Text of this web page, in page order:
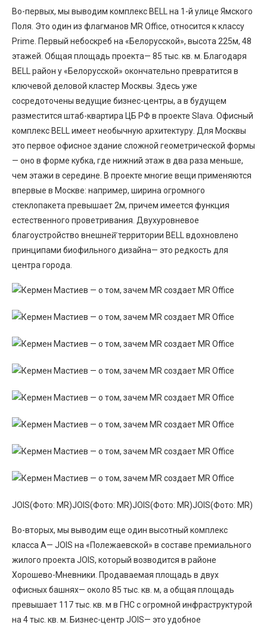
Во-первых, мы выводим комплекс BELL на 1-й улице Ямского
Поля. Это один из флагманов MR Office, относится к классу
Primе. Первый небоскреб на «Белорусской», высота 225м, 48
этажей. Общая площадь проекта— 85 тыс. кв. м. Благодаря
BELL район у «Белорусской» окончательно превратится в
ключевой деловой кластер Москвы. Здесь уже
сосредоточены ведущие бизнес-центры, а в будущем
разместится штаб-квартира ЦБ РФ в проекте Slava. Офисный
комплекс BELL имеет необычную архитектуру. Для Москвы
это первое офисное здание сложной геометрической формы
— оно в форме кубка, где нижний этаж в два раза меньше,
чем этажи в середине. В проекте многие вещи применяются
впервые в Москве: например, ширина огромного
стеклопакета превышает 2м, причем имеется функция
естественного проветривания. Двухуровневое
благоустройство внешней̆ территории BELL вдохновлено
принципами биофильного дизайна— это редкость для
центра города.
JOIS(Фото: MR)JOIS(Фото: MR)JOIS(Фото: MR)JOIS(Фото: MR)
Во-вторых, мы выводим еще один высотный комплекс
класса А— JOIS на «Полежаевской» в составе премиального
жилого проекта JOIS, который возводится в районе
Хорошево-Мневники. Продаваемая площадь в двух
офисных башнях— около 85 тыс. кв. м, а общая площадь
превышает 117 тыс. кв. м в ГНС с огромной инфраструктурой
на 4 тыс. кв. м. Бизнес-центр JOIS— это удобное